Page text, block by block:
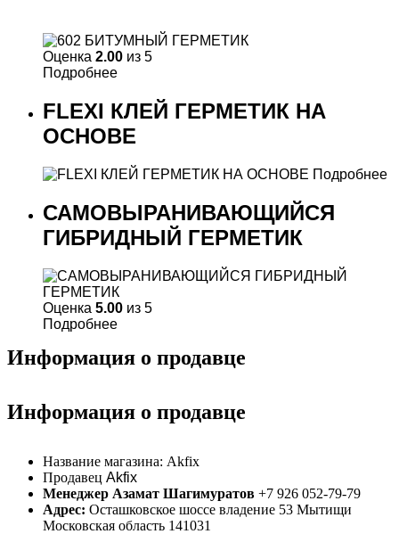
Оценка 2.00 из 5
Подробнее
FLEXI КЛЕЙ ГЕРМЕТИК НА
ОСНОВЕ
Подробнее
САМОВЫРАНИВАЮЩИЙСЯ
ГИБРИДНЫЙ ГЕРМЕТИК
Оценка 5.00 из 5
Подробнее
Информация о продавце
Информация о продавце
Название магазина: Akfix
Продавец Akfix
Менеджер Азамат Шагимуратов +7 926 052-79-79
Адрес: Осташковское шоссе владение 53 Мытищи
Московская область 141031